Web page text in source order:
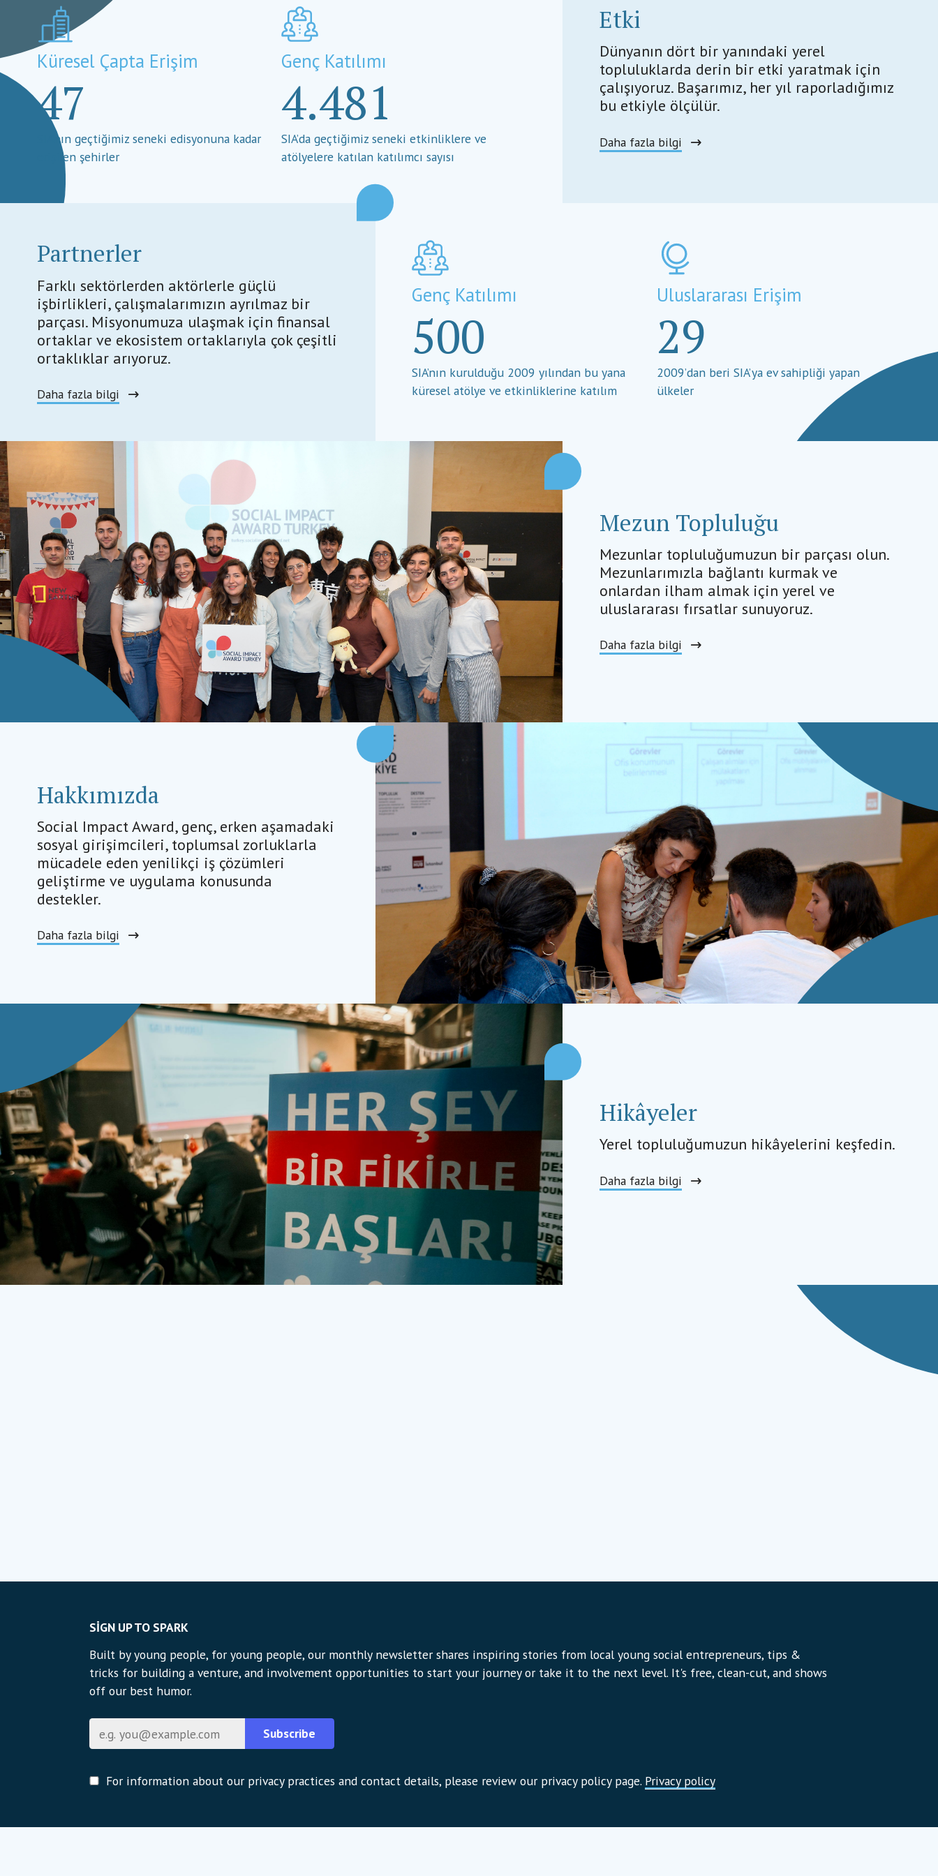
Küresel Çapta Erişim
47
SIA’nın geçtiğimiz seneki edisyonuna kadar
erişilen şehirler
Genç Katılımı
4.481
SIA’da geçtiğimiz seneki etkinliklere ve
atölyelere katılan katılımcı sayısı
Etki
Dünyanın dört bir yanındaki yerel
topluluklarda derin bir etki yaratmak için
çalışıyoruz. Başarımız, her yıl raporladığımız
bu etkiyle ölçülür.
Daha fazla bilgi
Genç Katılımı
500
SIA’nın kurulduğu 2009 yılından bu yana
küresel atölye ve etkinliklerine katılım
Uluslararası Erişim
29
2009’dan beri SIA’ya ev sahipliği yapan
ülkeler
Partnerler
Farklı sektörlerden aktörlerle güçlü
işbirlikleri, çalışmalarımızın ayrılmaz bir
parçası. Misyonumuza ulaşmak için finansal
ortaklar ve ekosistem ortaklarıyla çok çeşitli
ortaklıklar arıyoruz.
Daha fazla bilgi
Mezun Topluluğu
Mezunlar topluluğumuzun bir parçası olun.
Mezunlarımızla bağlantı kurmak ve
onlardan ilham almak için yerel ve
uluslararası fırsatlar sunuyoruz.
Daha fazla bilgi
Hakkımızda
Social Impact Award, genç, erken aşamadaki
sosyal girişimcileri, toplumsal zorluklarla
mücadele eden yenilikçi iş çözümleri
geliştirme ve uygulama konusunda
destekler.
Daha fazla bilgi
Hikâyeler
Yerel topluluğumuzun hikâyelerini keşfedin.
Daha fazla bilgi
SIGN UP TO SPARK
Built by young people, for young people, our monthly newsletter shares inspiring stories from local young social entrepreneurs, tips &
tricks for building a venture, and involvement opportunities to start your journey or take it to the next level. It's free, clean-cut, and shows
off our best humor.
Subscribe
For information about our privacy practices and contact details, please review our privacy policy page. Privacy policy